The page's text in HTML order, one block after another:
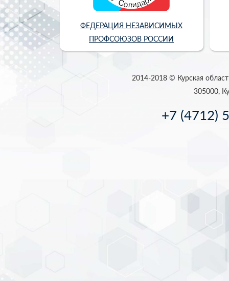
ФЕДЕРАЦИЯ НЕЗАВИСИМЫХ
ПРОФСОЮЗОВ РОССИИ
2014-2018 © Курская
305000,
+7 (4712)